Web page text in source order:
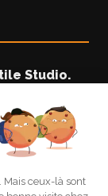
Studio.
?
notre